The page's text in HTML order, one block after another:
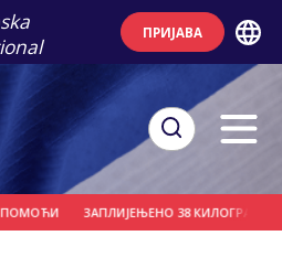
ПРИЈАВА
ЗАПЛИЈЕЊЕНО 38 КИЛОГРАМА